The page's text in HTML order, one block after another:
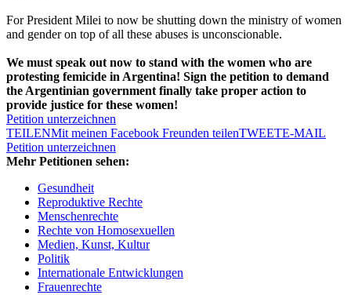
For President Milei to now be shutting down the ministry of women
and gender on top of all these abuses is unconscionable.
We must speak out now to stand with the women who are
protesting femicide in Argentina! Sign the petition to demand
the Argentinian government finally take proper action to
provide justice for these women!
Petition unterzeichnen
TEILENMit meinen Facebook Freunden teilenTWEETE-MAIL
Petition unterzeichnen
Mehr Petitionen sehen:
Gesundheit
Reproduktive Rechte
Menschenrechte
Rechte von Homosexuellen
Medien, Kunst, Kultur
Politik
Internationale Entwicklungen
Frauenrechte